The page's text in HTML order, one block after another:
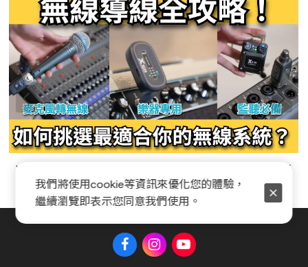
Xvive無線導線全攻略，如何挑選、連接適合你的無
線系統
我們將使用cookie等資訊來優化您的體驗，
繼續瀏覽即表示您同意我們使用。